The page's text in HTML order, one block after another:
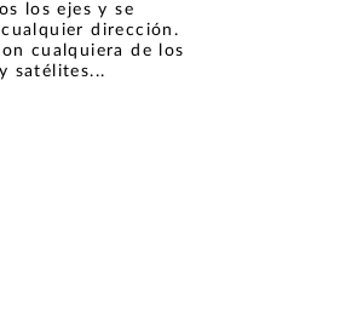
los ejes y se
dirección.
cualquiera de los
satélites...